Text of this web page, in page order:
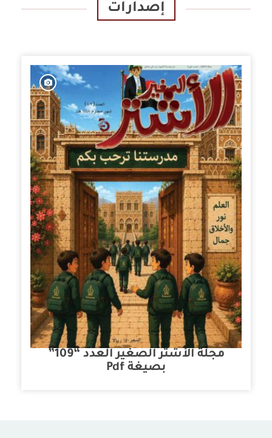
إصدارات
مجلة الأشتر الصغير العدد “109”
بصيغة Pdf